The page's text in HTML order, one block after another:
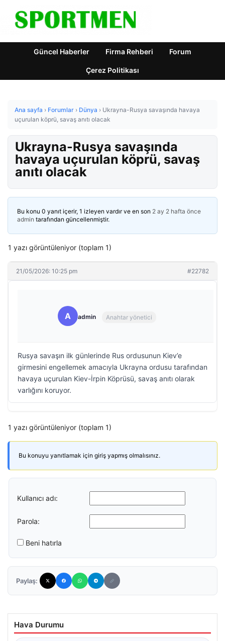
Güncel Haberler Firma Rehberi Forum
Çerez Politikası
Ana sayfa › Forumlar › Dünya › Ukrayna-Rusya savaşında havaya
uçurulan köprü, savaş anıtı olacak
Ukrayna-Rusya savaşında
havaya uçurulan köprü, savaş
anıtı olacak
Bu konu 0 yanıt içerir, 1 izleyen vardır ve en son 2 ay 2 hafta önce
admin tarafından güncellenmiştir.
1 yazı görüntüleniyor (toplam 1)
21/05/2026: 10:25 pm #22782
A admin Anahtar yönetici
Rusya savaşın ilk günlerinde Rus ordusunun Kiev’e
girmesini engellemek amacıyla Ukrayna ordusu tarafından
havaya uçurulan Kiev-İrpin Köprüsü, savaş anıtı olarak
varlığını koruyor.
1 yazı görüntüleniyor (toplam 1)
Bu konuyu yanıtlamak için giriş yapmış olmalısınız.
Kullanıcı adı:
Parola:
Beni hatırla
Paylaş:
Hava Durumu